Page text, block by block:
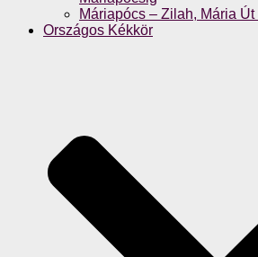
Máriapócs – Zilah, Mária
Országos Kékkör